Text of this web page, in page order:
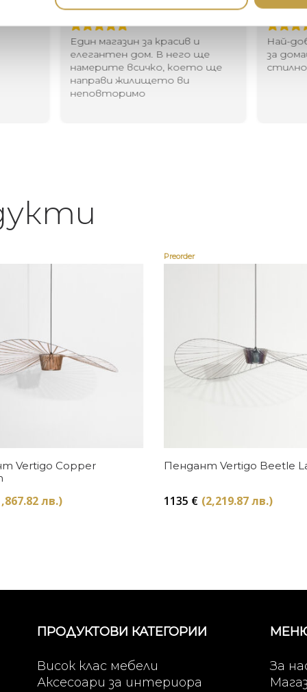
2020-05-20
Един магазин за красив и
елегантен дом. В него ще
намерите всичко, което ще
направи жилището ви
неповторимо
Най-
за
стилно
Купи
Vertigo Copper
лв.)
Preorder
Купи
Пендант Vertigo Beetle
1135 € (2,219.87 лв.)
ПРОДУКТОВИ КАТЕГОРИИ
Висок клас мебели
Аксесоари за интериора
За